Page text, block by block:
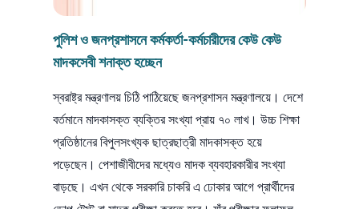
পুলিশ ও জনপ্রশাসনে কর্মকর্তা-কর্মচারীদের কেউ কেউ
মাদকসেবী শনাক্ত হচ্ছেন
স্বরাষ্ট্র মন্ত্রণালয় চিঠি পাঠিয়েছে জনপ্রশাসন মন্ত্রণালয়ে। দেশে
বর্তমানে মাদকাসক্ত ব্যক্তির সংখ্যা প্রায় ৭০ লাখ। উচ্চ শিক্ষা
প্রতিষ্ঠানের বিপুলসংখ্যক ছাত্রছাত্রী মাদকাসক্ত হয়ে
পড়েছেন। পেশাজীবীদের মধ্যেও মাদক ব্যবহারকারীর সংখ্যা
বাড়ছে। এখন থেকে সরকারি চাকরি এ ঢোকার আগে প্রার্থীদের